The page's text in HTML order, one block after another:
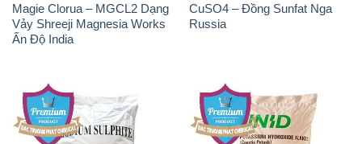
Magie Clorua – MGCL2 Dạng
Vảy Shreeji Magnesia Works
Ấn Độ India
CuSO4 – Đồng Sunfat Nga
Russia